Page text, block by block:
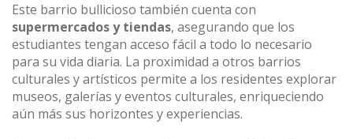
Este barrio bullicioso también cuenta con
supermercados y tiendas, asegurando que los
estudiantes tengan acceso fácil a todo lo necesario
para su vida diaria. La proximidad a otros barrios
culturales y artísticos permite a los residentes explorar
museos, galerías y eventos culturales, enriqueciendo
aún más sus horizontes y experiencias.